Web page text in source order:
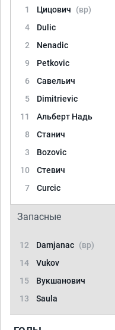
1 Цицович
(вр)
4
Dulic
2
Nenadic
9
Petkovic
6
Савельич
5
Dimitrievic
11
Альберт Надь
8
Станич
3
Bozovic
10
Стевич
7
Curcic
Запасные
12 Damjanac (вр)
14
Vukov
15
Вукшанович
13
Saula